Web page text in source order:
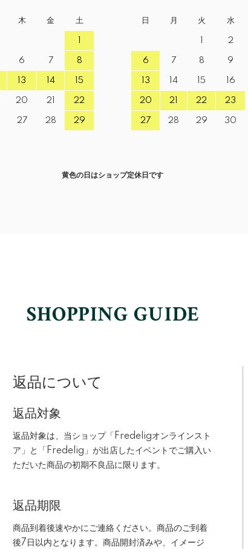
木 金 土
6 7 8
13 14 15
20 21 22
27 28 29
日 月 火 水
2
6 7 8 9
13 14 15 16
20 21 22 23
27 28 29 30
黄色の日はショップ定休日です
返品について
返品対象
返品対象は、当ショップ「Fredeligオンラインスト
ア」と「Fredelig」が出店したイベントでご購入い
ただいた商品の初期不良品に限ります。
返品期限
商品到着後速やかにご連絡ください。商品のご到着
後7日以内となります。商品開封済みや、イメージ